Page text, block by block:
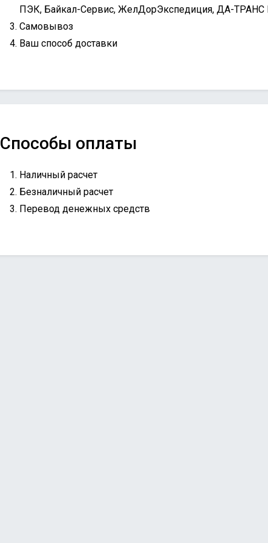
ПЭК, Байкал-Сервис, ЖелДорЭкспедиция, ДА-
Самовывоз
Ваш способ доставки
Способы оплаты
Наличный расчет
Безналичный расчет
Перевод денежных средств